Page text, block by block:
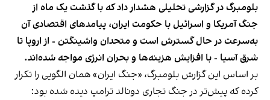
بلومبرگ در گزارشی تحلیلی هشدار داد که با گذشت یک ماه از
جنگ آمریکا و اسرائیل با حکومت ایران، پیامدهای اقتصادی آن
به‌سرعت در حال گسترش است و متحدان واشینگتن - از اروپا تا
شرق آسیا - با افزایش هزینه‌ها و بحران انرژی مواجه شده‌اند.
بر اساس این گزارش بلومبرگ، «جنگ ایران» همان الگویی را تکرار
کرده که پیش‌تر در جنگ تجاری دونالد ترامپ دیده شده بود: